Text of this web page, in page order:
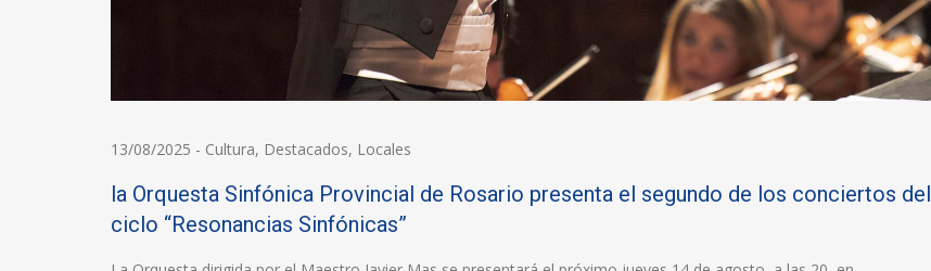
13/08/2025 - Cultura, Destacados, Locales
la Orquesta Sinfónica Provincial de Rosario presenta el segundo de los conciertos del
ciclo “Resonancias Sinfónicas”